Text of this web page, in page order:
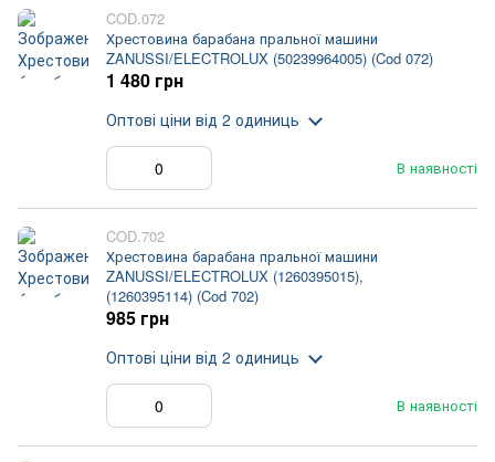
COD.072
Хрестовина барабана пральної машини
ZANUSSI/ELECTROLUX (50239964005) (Cod 072)
В наявності
1 480 грн
Оптові ціни від 2 одиниць
COD.702
Хрестовина барабана пральної машини
ZANUSSI/ELECTROLUX (1260395015),
(1260395114) (Cod 702)
В наявності
985 грн
Оптові ціни від 2 одиниць